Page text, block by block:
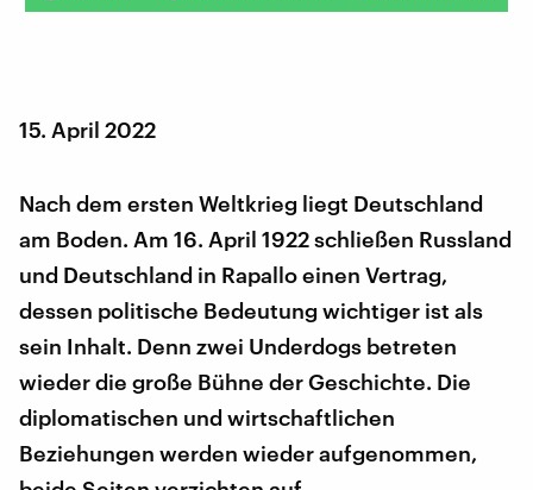
15. April 2022
Nach dem ersten Weltkrieg liegt Deutschland
am Boden. Am 16. April 1922 schließen Russland
und Deutschland in Rapallo einen Vertrag,
dessen politische Bedeutung wichtiger ist als
sein Inhalt. Denn zwei Underdogs betreten
wieder die große Bühne der Geschichte. Die
diplomatischen und wirtschaftlichen
Beziehungen werden wieder aufgenommen,